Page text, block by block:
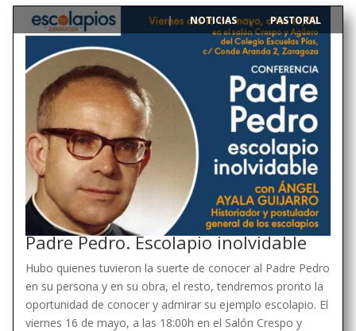
Padre Pedro. Escolapio inolvidable
| NOTICIAS , PASTORAL
Hubo quienes tuvieron la suerte de conocer al Padre Pedro
en su persona y en su obra, el resto, tendremos pronto la
oportunidad de conocer y admirar su ejemplo escolapio. El
viernes 16 de mayo, a las 18:00h en el Salón Crespo y